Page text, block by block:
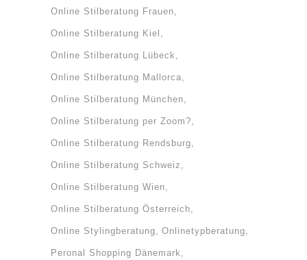
Online Stilberatung Frauen
Online Stilberatung Kiel
Online Stilberatung Lübeck
Online Stilberatung Mallorca
Online Stilberatung München
Online Stilberatung per Zoom?
Online Stilberatung Rendsburg
Online Stilberatung Schweiz
Online Stilberatung Wien
Online Stilberatung Österreich
Online Stylingberatung Onlinetypberatung
Peronal Shopping Dänemark